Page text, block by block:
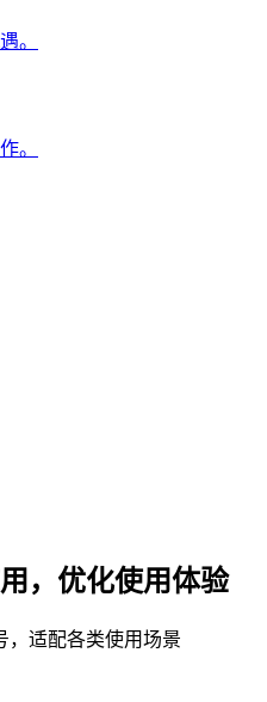
。
。
，优化使用体验
，适配各类使用场景